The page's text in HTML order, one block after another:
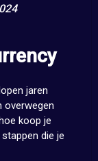
jaren
overwegen
koop je
die je